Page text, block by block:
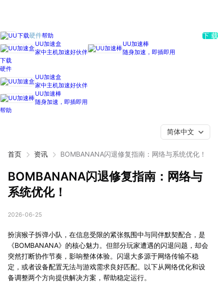
下载硬件帮助 下 载
UU加速盒
家中主机加速好伙伴
UU加速棒
随身加速，即插即用
下载
硬件
UU加速盒
家中主机加速好伙伴
UU加速棒
随身加速，即插即用
帮助
首页 资讯 BOMBANANA闪退修复指南：网络与系统优化！
简体中文
BOMBANANA闪退修复指南：网络与
系统优化！
2026-06-25
扮演猴子拆弹小队，在信息受限的紧张氛围中与同伴默契配合，是
《BOMBANANA》的核心魅力。但部分玩家遭遇的闪退问题，却会
突然打断协作节奏，影响整体体验。闪退大多源于网络传输不稳
定，或者设备配置无法与游戏需求良好匹配。以下从网络优化和设
备调整两个方向提供解决方案，帮助稳定运行。